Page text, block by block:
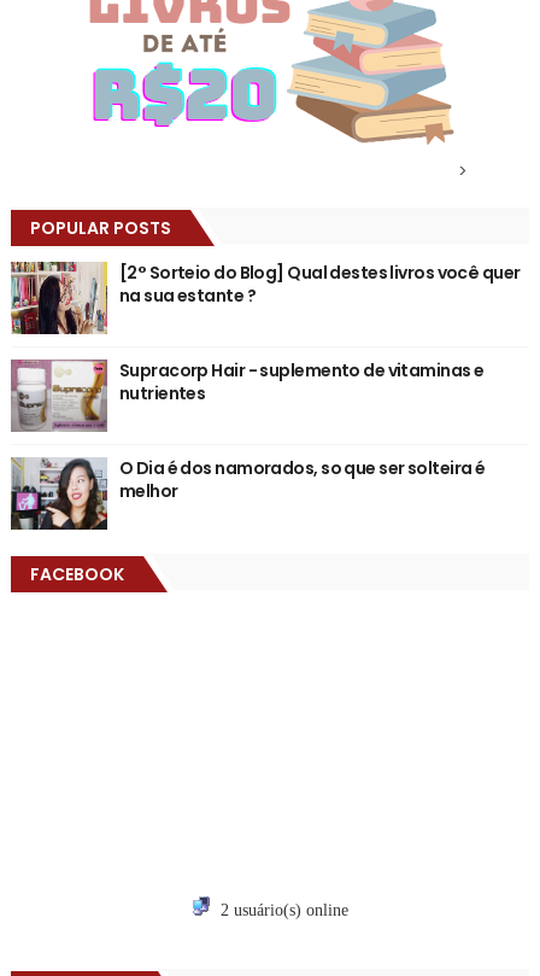
>
POPULAR POSTS
[2° Sorteio do Blog] Qual destes livros você quer
na sua estante ?
Supracorp Hair - suplemento de vitaminas e
nutrientes
O Dia é dos namorados, so que ser solteira é
melhor
FACEBOOK
2 usuário(s) online